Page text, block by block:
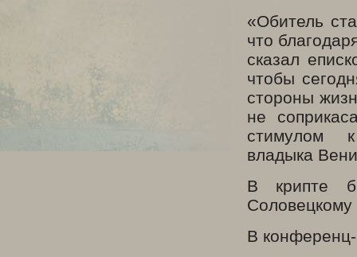
«Обитель
что
сказал
чтобы
стороны
не
стимулом
владыка
В крипте
Соловецкому
В